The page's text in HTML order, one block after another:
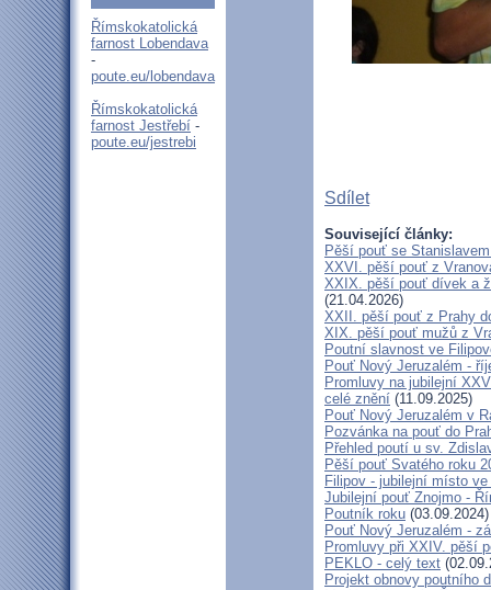
Římskokatolická
farnost Lobendava
-
poute.eu/lobendava
Římskokatolická
farnost Jestřebí -
poute.eu/jestrebi
Sdílet
Související články:
Pěší pouť se
XXVI. pěší pouť z
XXIX. pěší pouť dívek a
(21.04.2026)
XXII. pěší pouť z Prahy
XIX. pěší pouť mužů z
Poutní slavnost ve
Pouť Nový Jeruzalém -
Promluvy na jubilejní
celé znění (11.09.2025)
Pouť Nový Jeruzalém v
Pozvánka na pouť do
Přehled poutí u sv.
Pěší pouť Svatého roku
Filipov - jubilejní místo
Jubilejní pouť Znojmo -
Poutník roku (03.09.2024)
Pouť Nový Jeruzalém -
Promluvy při XXIV. pěší
PEKLO - celý text
Projekt obnovy poutního